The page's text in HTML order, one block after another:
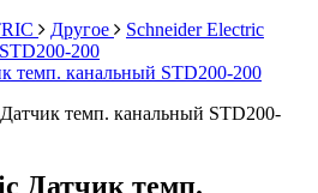
Другое
Schneider Electric
200
Датчик темп.